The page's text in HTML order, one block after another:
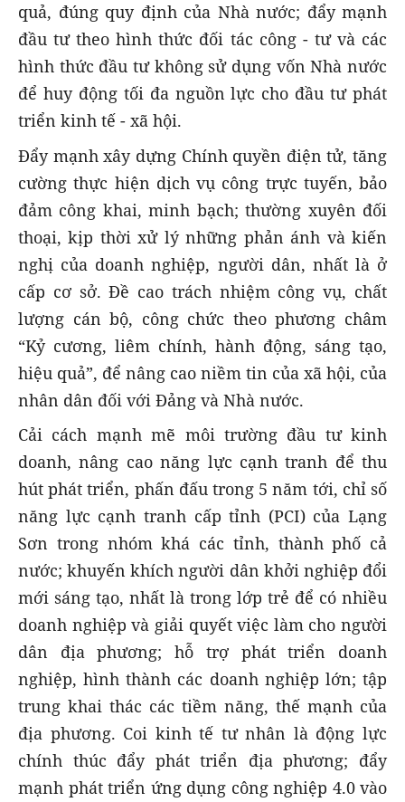
quả, đúng quy định của Nhà nước; đẩy mạnh
đầu tư theo hình thức đối tác công - tư và các
hình thức đầu tư không sử dụng vốn Nhà nước
để huy động tối đa nguồn lực cho đầu tư phát
triển kinh tế - xã hội.
Đẩy mạnh xây dựng Chính quyền điện tử, tăng
cường thực hiện dịch vụ công trực tuyến, bảo
đảm công khai, minh bạch; thường xuyên đối
thoại, kịp thời xử lý những phản ánh và kiến
nghị của doanh nghiệp, người dân, nhất là ở
cấp cơ sở. Đề cao trách nhiệm công vụ, chất
lượng cán bộ, công chức theo phương châm
“Kỷ cương, liêm chính, hành động, sáng tạo,
hiệu quả”, để nâng cao niềm tin của xã hội, của
nhân dân đối với Đảng và Nhà nước.
Cải cách mạnh mẽ môi trường đầu tư kinh
doanh, nâng cao năng lực cạnh tranh để thu
hút phát triển, phấn đấu trong 5 năm tới, chỉ số
năng lực cạnh tranh cấp tỉnh (PCI) của Lạng
Sơn trong nhóm khá các tỉnh, thành phố cả
nước; khuyến khích người dân khởi nghiệp đổi
mới sáng tạo, nhất là trong lớp trẻ để có nhiều
doanh nghiệp và giải quyết việc làm cho người
dân địa phương; hỗ trợ phát triển doanh
nghiệp, hình thành các doanh nghiệp lớn; tập
trung khai thác các tiềm năng, thế mạnh của
địa phương. Coi kinh tế tư nhân là động lực
chính thúc đẩy phát triển địa phương; đẩy
mạnh phát triển ứng dụng công nghiệp 4.0 vào